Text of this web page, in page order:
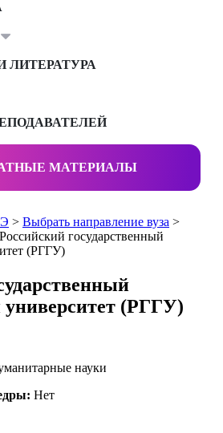
ЛИТЕРАТУРА
МАТЕРИАЛЫ
> Выбрать направление вуза >
государственный
(РГГУ)
(РГГУ)
науки
Нет